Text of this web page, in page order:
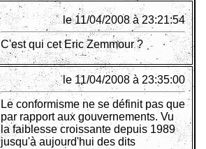
le 11/04/2008 à 23:21:54
C'est qui cet Eric Zemmour ?
le 11/04/2008 à 23:35:00
Le conformisme ne se définit pas que
par rapport aux gouvernements. Vu
la faiblesse croissante depuis 1989
jusqu'à aujourd'hui des dits